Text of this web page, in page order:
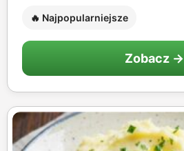
🔥 Najpopularniejsze
Zobacz →